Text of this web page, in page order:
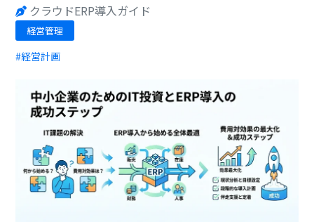
経営管理
クラウドERP導入ガイド
#経営計画